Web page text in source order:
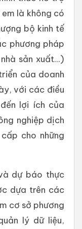
là không có
bộ kinh tế
phương pháp
sản xuất...)
của doanh
với các điều
lợi ích của
nghiệp dịch
cho những
dự báo thực
dựa trên các
cơ sở phương
lý dữ liệu,